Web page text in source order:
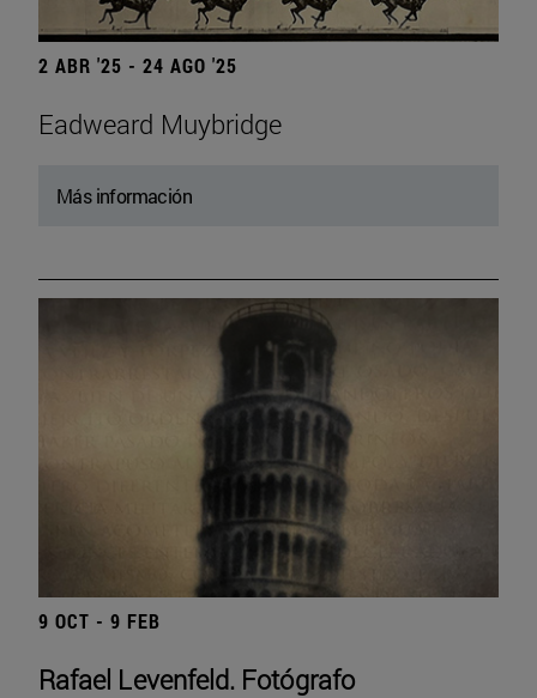
2 ABR '25 - 24 AGO '25
Eadweard Muybridge
Más información
9 OCT - 9 FEB
Rafael Levenfeld. Fotógrafo